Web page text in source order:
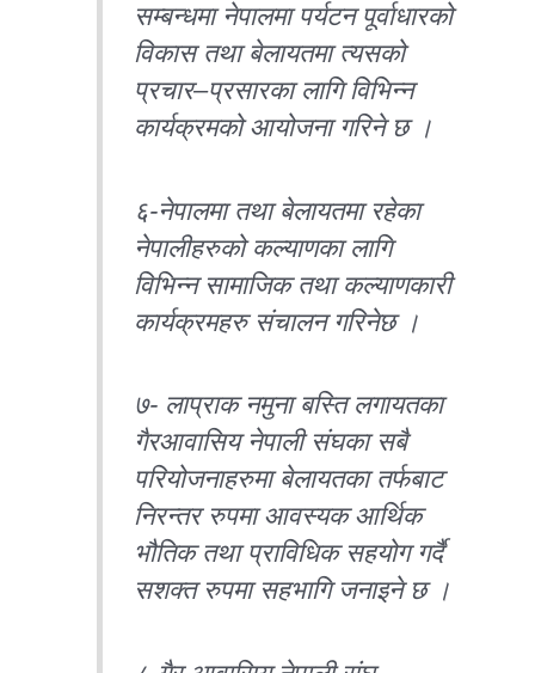
सम्बन्धमा नेपालमा पर्यटन पूर्वाधारको
विकास तथा बेलायतमा त्यसको
प्रचार–प्रसारका लागि विभिन्न
कार्यक्रमको आयोजना गरिने छ ।
६-नेपालमा तथा बेलायतमा रहेका
नेपालीहरुको कल्याणका लागि
विभिन्न सामाजिक तथा कल्याणकारी
कार्यक्रमहरु संचालन गरिनेछ ।
७- लाप्राक नमुना बस्ति लगायतका
गैरआवासिय नेपाली संघका सबै
परियोजनाहरुमा बेलायतका तर्फबाट
निरन्तर रुपमा आवस्यक आर्थिक
भौतिक तथा प्राविधिक सहयोग गर्दै
सशक्त रुपमा सहभागि जनाइने छ ।